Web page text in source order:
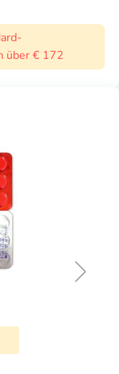
über € 172